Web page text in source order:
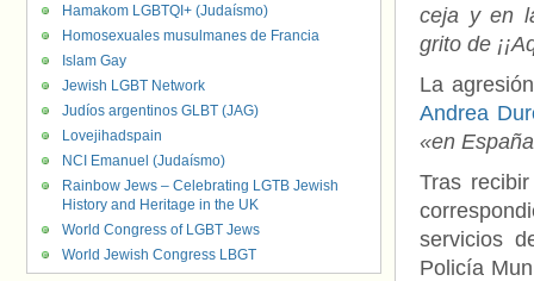
ceja y en
grito de
La
Andrea
«en
Tras
servicios
Policía
Hamakom LGBTQI+ (Judaísmo)
Homosexuales musulmanes de Francia
Islam Gay
Jewish LGBT Network
Judíos argentinos GLBT (JAG)
Lovejihadspain
NCI Emanuel (Judaísmo)
Rainbow Jews – Celebrating LGTB Jewish
History and Heritage in the UK
World Congress of LGBT Jews
World Jewish Congress LBGT